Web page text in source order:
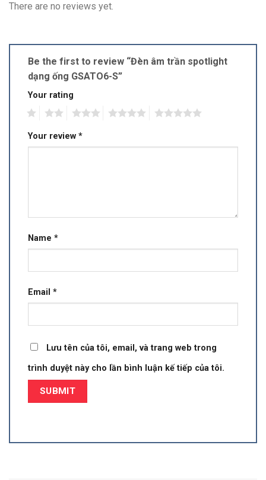
There are no reviews yet.
Be the first to review “Đèn âm trần spotlight
dạng ống GSATO6-S”
Your rating
Your review *
Name *
Email *
Lưu tên của tôi, email, và trang web trong
trình duyệt này cho lần bình luận kế tiếp của tôi.